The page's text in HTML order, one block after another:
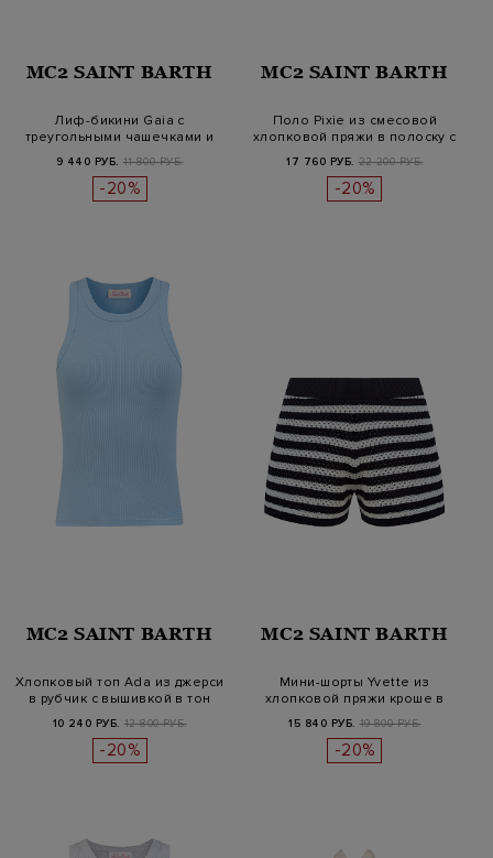
MC2 SAINT BARTH
Лиф-бикини Gaia с
треугольными чашечками и
принтом Pol…
9 440 РУБ. 11 800 РУБ.
-20%
MC2 SAINT BARTH
Поло Pixie из смесовой
хлопковой пряжи в полоску с
выш…
17 760 РУБ. 22 200 РУБ.
-20%
MC2 SAINT BARTH
Хлопковый топ Ada из джерси
в рубчик с вышивкой в тон
10 240 РУБ. 12 800 РУБ.
-20%
MC2 SAINT BARTH
Мини-шорты Yvette из
хлопковой пряжи кроше в
полоску
15 840 РУБ. 19 800 РУБ.
-20%